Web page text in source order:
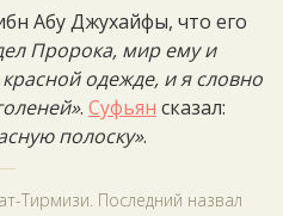
Абу Джухайфы, что его
Пророка, мир ему и
одежде, и я словно
. Суфьян сказал:
полоску».
Тирмизи. Последний назвал